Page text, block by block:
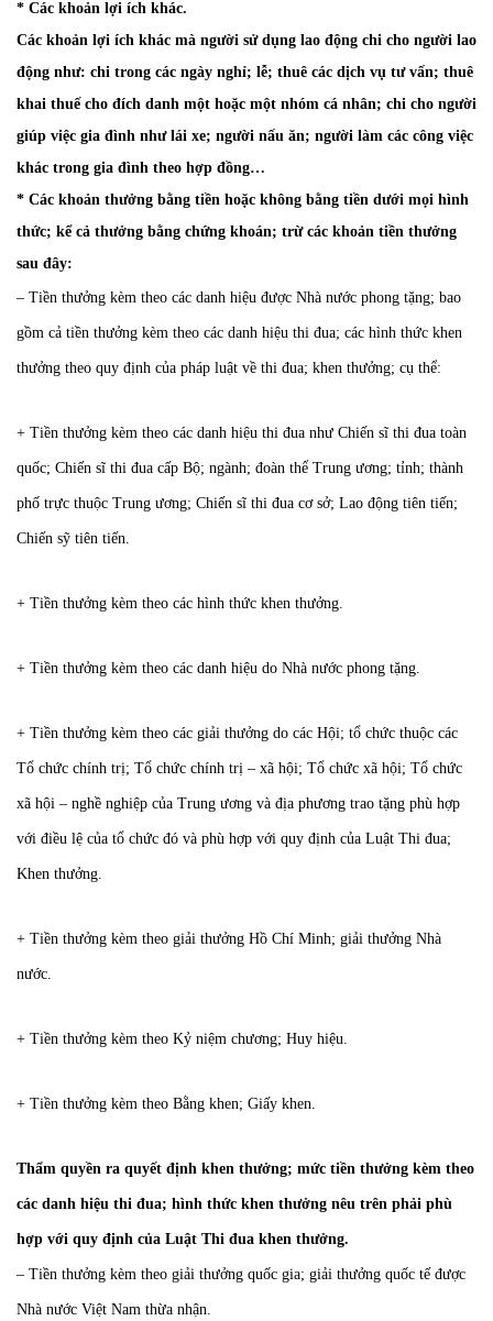
* Các khoản lợi ích khác.
Các khoản lợi ích khác mà người sử dụng lao động chi cho người lao
động như: chi trong các ngày nghỉ; lễ; thuê các dịch vụ tư vấn; thuê
khai thuế cho đích danh một hoặc một nhóm cá nhân; chi cho người
giúp việc gia đình như lái xe; người nấu ăn; người làm các công việc
khác trong gia đình theo hợp đồng…
* Các khoản thưởng bằng tiền hoặc không bằng tiền dưới mọi hình
thức; kể cả thưởng bằng chứng khoán; trừ các khoản tiền thưởng
sau đây:
– Tiền thưởng kèm theo các danh hiệu được Nhà nước phong tặng; bao
gồm cả tiền thưởng kèm theo các danh hiệu thi đua; các hình thức khen
thưởng theo quy định của pháp luật về thi đua; khen thưởng; cụ thể:
+ Tiền thưởng kèm theo các danh hiệu thi đua như Chiến sĩ thi đua toàn
quốc; Chiến sĩ thi đua cấp Bộ; ngành; đoàn thể Trung ương; tỉnh; thành
phố trực thuộc Trung ương; Chiến sĩ thi đua cơ sở; Lao động tiên tiến;
Chiến sỹ tiên tiến.
+ Tiền thưởng kèm theo các hình thức khen thưởng.
+ Tiền thưởng kèm theo các danh hiệu do Nhà nước phong tặng.
+ Tiền thưởng kèm theo các giải thưởng do các Hội; tổ chức thuộc các
Tổ chức chính trị; Tổ chức chính trị – xã hội; Tổ chức xã hội; Tổ chức
xã hội – nghề nghiệp của Trung ương và địa phương trao tặng phù hợp
với điều lệ của tổ chức đó và phù hợp với quy định của Luật Thi đua;
Khen thưởng.
+ Tiền thưởng kèm theo giải thưởng Hồ Chí Minh; giải thưởng Nhà
nước.
+ Tiền thưởng kèm theo Kỷ niệm chương; Huy hiệu.
+ Tiền thưởng kèm theo Bằng khen; Giấy khen.
Thẩm quyền ra quyết định khen thưởng; mức tiền thưởng kèm theo
các danh hiệu thi đua; hình thức khen thưởng nêu trên phải phù
hợp với quy định của Luật Thi đua khen thưởng.
– Tiền thưởng kèm theo giải thưởng quốc gia; giải thưởng quốc tế được
Nhà nước Việt Nam thừa nhận.